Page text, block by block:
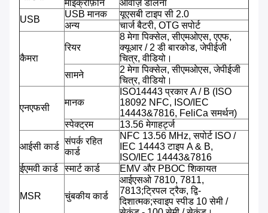
माइक्रोफ़ोन
आवाज़ डालना
USB
USB मानक
यूएसबी टाइप सी 2.0
अन्य
चार्ज बैटरी, OTG सपोर्ट
कैमरा
रियर
8 मेगा पिक्सेल, सीएमओएस, एएफ,
क्यूआर / 2 डी बारकोड, जेपीईजी
चित्र, वीडियो।
सामने
2 मेगा पिक्सेल, सीएमओएस, जेपीईजी
चित्र, वीडियो।
एनएफसी
मानक
ISO14443 प्रकार A / B (ISO
18092 NFC, ISO/IEC
14443&7816, FeliCa समर्थन)
स्पेक्ट्रम
13.56 मेगाहर्ट्ज
आईसी कार्ड
संपर्क रहित
कार्ड
NFC 13.56 MHz, सपोर्ट ISO /
IEC 14443 टाइप A & B,
ISO/IEC 14443&7816
ईएमवी कार्ड
स्मार्ट कार्ड EMV और PBOC शिकायत
MSR चुंबकीय कार्ड
आईएसओ 7810, 7811,
7813;ट्रिपल ट्रैक, द्वि-
दिशात्मक;स्वाइप स्पीड 10 सेमी /